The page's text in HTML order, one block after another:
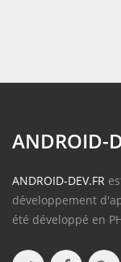
ANDROID-
ANDROID-DEV.FR
développement
été développé en